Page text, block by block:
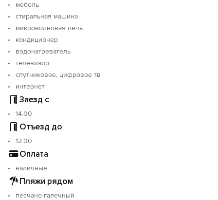
мебель
стиральная машина
микроволновая печь
кондиционер
водонагреватель
телевизор
спутниковое, цифровое тв
интернет
Заезд с
14.00
Отъезд до
12.00
Оплата
наличные
Пляжи рядом
песчано-галечный